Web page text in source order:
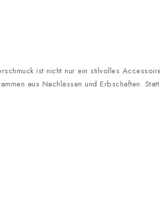
ist nicht nur ein stilvolles
aus Nachlässen und Erbschaften.